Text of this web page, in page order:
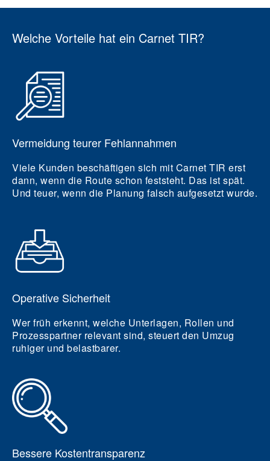
Welche Vorteile hat ein Carnet TIR?
Vermeidung teurer Fehlannahmen
Viele Kunden beschäftigen sich mit Carnet TIR erst
dann, wenn die Route schon feststeht. Das ist spät.
Und teuer, wenn die Planung falsch aufgesetzt wurde.
Operative Sicherheit
Wer früh erkennt, welche Unterlagen, Rollen und
Prozesspartner relevant sind, steuert den Umzug
ruhiger und belastbarer.
Bessere Kostentransparenz